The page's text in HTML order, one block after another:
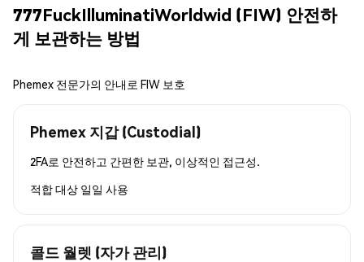
777FuckIlluminatiWorldwid (FIW) 안전하
게 보관하는 방법
Phemex 전문가의 안내로 FIW 보호
Phemex 지갑 (Custodial)
2FA로 안전하고 간편한 보관, 이상적인 접근성.
적합 대상 일일 사용
콜드 월렛 (자가 관리)